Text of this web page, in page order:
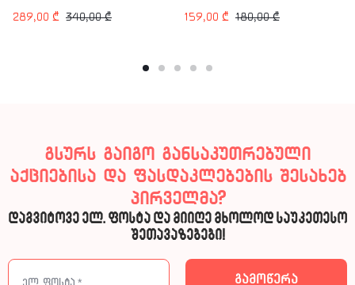
289,00 ₾ 340,00₾ 159,00 ₾ 180,00₾
გსურს გაიგო განსაკუთრებული
აქციებისა და ფასდაკლებების შესახებ
პირველმა?
დაგვიტოვე ელ. ფოსტა და მიიღე მხოლოდ საუკეთესო
შეთავაზებები!